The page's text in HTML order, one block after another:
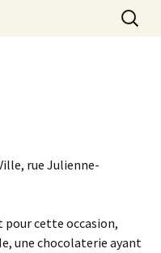
chocolat –
rue Julienne-
pour cette occasion,
une chocolaterie ayant